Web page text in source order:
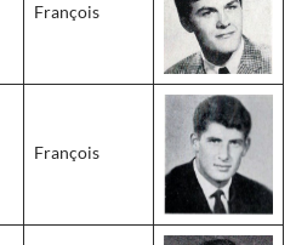
François
François